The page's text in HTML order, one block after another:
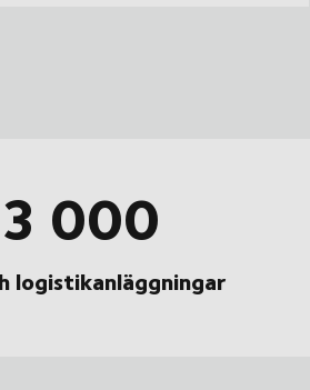
000
logistikanläggningar